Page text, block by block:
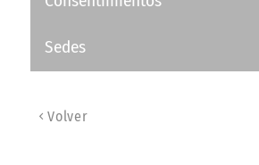
Sedes
Volver